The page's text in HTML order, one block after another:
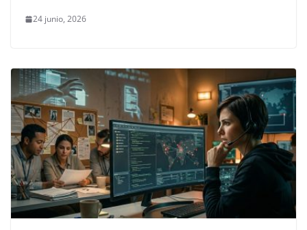
24 junio, 2026